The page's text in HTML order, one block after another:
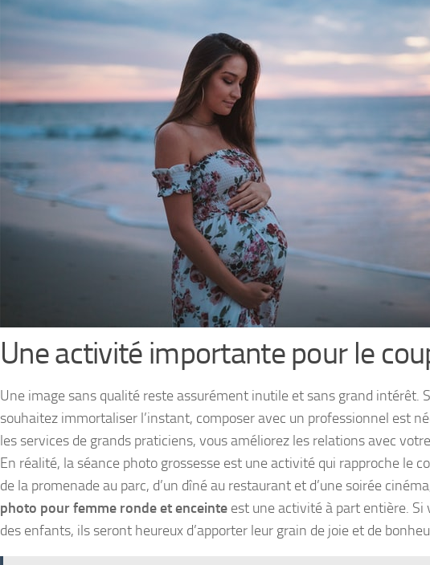
Une activité importante pour le
Une image sans qualité reste assurément inutile et sans grand intérêt.
souhaitez immortaliser l’instant, composer avec un professionnel est
les services de grands praticiens, vous améliorez les relations avec
En réalité, la séance photo grossesse est une activité qui rapproche le
de la promenade au parc, d’un dîné au restaurant et d’une soirée
photo pour femme ronde et enceinte est une activité à part entière. Si
des enfants, ils seront heureux d’apporter leur grain de joie et de